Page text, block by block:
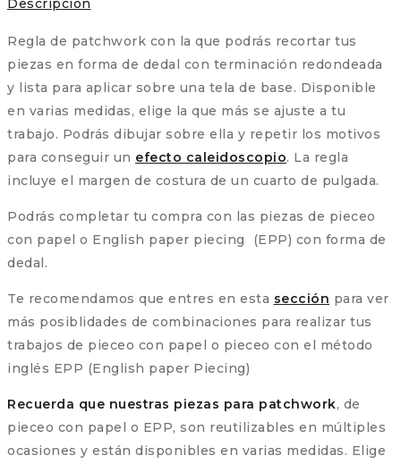
Descripción
Regla de patchwork con la que podrás recortar tus
piezas en forma de dedal con terminación redondeada
y lista para aplicar sobre una tela de base. Disponible
en varias medidas, elige la que más se ajuste a tu
trabajo. Podrás dibujar sobre ella y repetir los motivos
para conseguir un efecto caleidoscopio. La regla
incluye el margen de costura de un cuarto de pulgada.
Podrás completar tu compra con las piezas de pieceo
con papel o English paper piecing (EPP) con forma de
dedal.
Te recomendamos que entres en esta sección para ver
más posiblidades de combinaciones para realizar tus
trabajos de pieceo con papel o pieceo con el método
inglés EPP (English paper Piecing)
Recuerda que nuestras piezas para patchwork, de
pieceo con papel o EPP, son reutilizables en múltiples
ocasiones y están disponibles en varias medidas. Elige